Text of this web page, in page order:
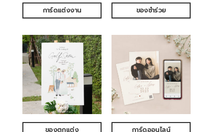
การ์ดแต่งงาน ของชำร่วย
ของตกแต่ง การ์ดออนไลน์